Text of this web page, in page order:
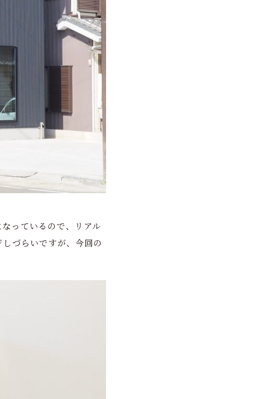
っているので、リアル
づらいですが、今回の